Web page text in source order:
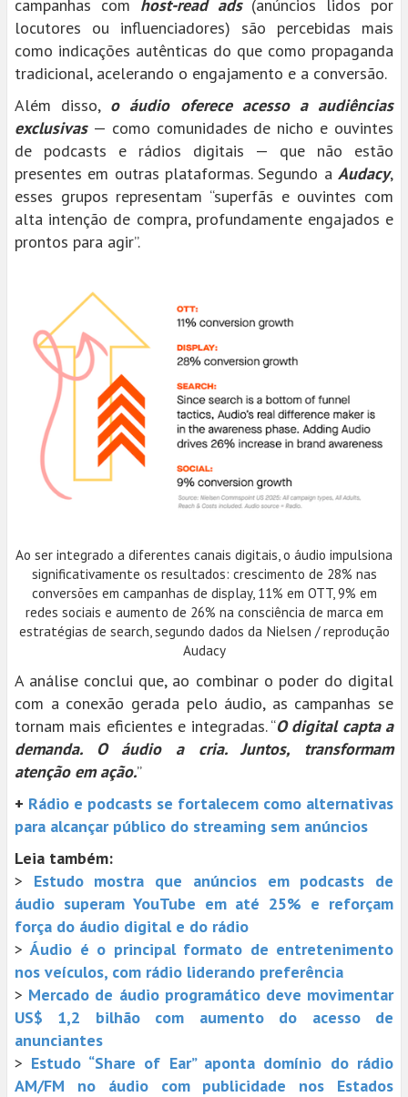
campanhas com host-read ads(anúncios lidos por
locutores ou influenciadores) são percebidas mais
como indicações autênticas do que como propaganda
tradicional, acelerando o engajamento e a conversão.
Além disso, o áudio oferece acesso a audiências
exclusivas— como comunidades de nicho e ouvintes
de podcasts e rádios digitais — que não estão
presentes em outras plataformas. Segundo a Audacy,
esses grupos representam “superfãs e ouvintes com
alta intenção de compra, profundamente engajados e
prontos para agir”.
Ao ser integrado a diferentes canais digitais, o áudio impulsiona
significativamente os resultados: crescimento de 28% nas
conversões em campanhas de display, 11% em OTT, 9% em
redes sociais e aumento de 26% na consciência de marca em
estratégias de search, segundo dados da Nielsen / reprodução
Audacy
A análise conclui que, ao combinar o poder do digital
com a conexão gerada pelo áudio, as campanhas se
tornam mais eficientes e integradas. “O digital capta a
demanda. O áudio a cria. Juntos, transformam
atenção em ação.”
+ Rádio e podcasts se fortalecem como alternativas
para alcançar público do streaming sem anúncios
Leia também:
> Estudo mostra que anúncios em podcasts de
áudio superam YouTube em até 25% e reforçam
força do áudio digital e do rádio
>Áudio é o principal formato de entretenimento
nos veículos, com rádio liderando preferência
> Mercado de áudio programático deve movimentar
US$ 1,2 bilhão com aumento do acesso de
anunciantes
> Estudo “Share of Ear” aponta domínio do rádio
AM/FM no áudio com publicidade nos Estados